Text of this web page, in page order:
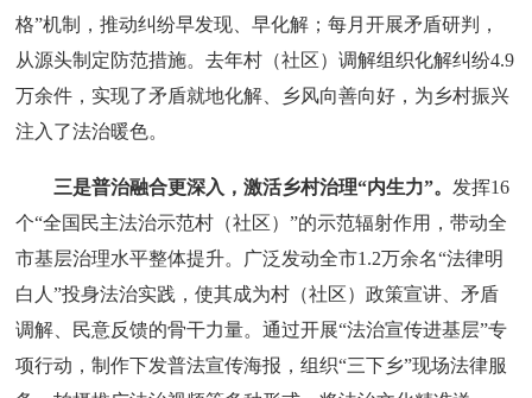
格”机制，推动纠纷早发现、早化解；每月开展矛盾研判，
从源头制定防范措施。去年村（社区）调解组织化解纠纷4.9
万余件，实现了矛盾就地化解、乡风向善向好，为乡村振兴
注入了法治暖色。
三是普治融合更深入，激活乡村治理“内生力”。 发挥16
个“全国民主法治示范村（社区）”的示范辐射作用，带动全
市基层治理水平整体提升。广泛发动全市1.2万余名“法律明
白人”投身法治实践，使其成为村（社区）政策宣讲、矛盾
调解、民意反馈的骨干力量。通过开展“法治宣传进基层”专
项行动，制作下发普法宣传海报，组织“三下乡”现场法律服